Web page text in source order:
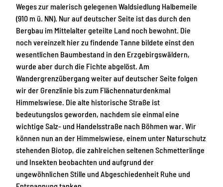
Weges zur malerisch gelegenen Waldsiedlung Halbemeile
(910 m ü. NN). Nur auf deutscher Seite ist das durch den
Bergbau im Mittelalter geteilte Land noch bewohnt. Die
noch vereinzelt hier zu findende Tanne bildete einst den
wesentlichen Baumbestand in den Erzgebirgswäldern,
wurde aber durch die Fichte abgelöst. Am
Wandergrenzübergang weiter auf deutscher Seite folgen
wir der Grenzlinie bis zum Flächennaturdenkmal
Himmelswiese. Die alte historische Straße ist
bedeutungslos geworden, nachdem sie einmal eine
wichtige Salz- und Handelsstraße nach Böhmen war. Wir
können nun an der Himmelswiese, einem unter Naturschutz
stehenden Biotop, die zahlreichen seltenen Schmetterlinge
und Insekten beobachten und aufgrund der
ungewöhnlichen Stille und Abgeschiedenheit Ruhe und